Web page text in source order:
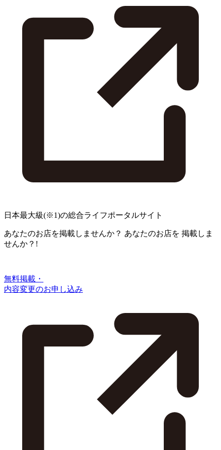
日本最大級(※1)の総合ライフポータルサイト
あなたのお店を掲載しませんか？ あなたのお店を 掲載しま
せんか？!
無料掲載・
内容変更のお申し込み